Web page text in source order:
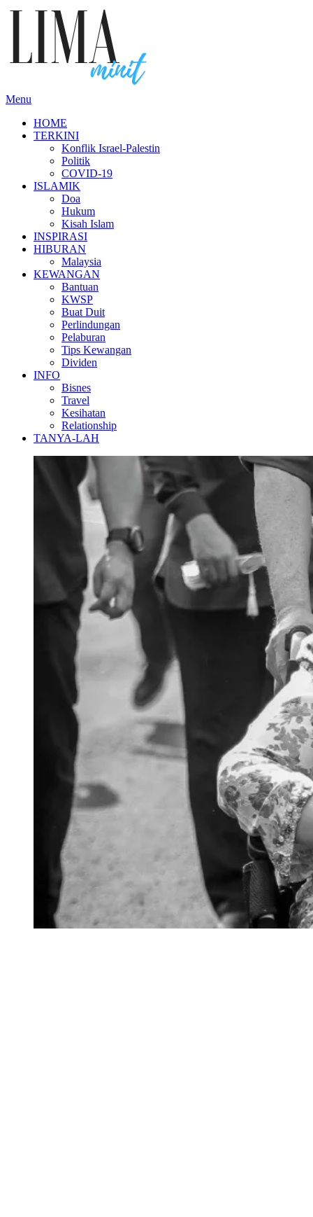
Skip
Menu
HOME
TERKINI
Konflik Israel-Palestin
Politik
COVID-19
ISLAMIK
Doa
Hukum
Kisah Islam
INSPIRASI
HIBURAN
Malaysia
KEWANGAN
Bantuan
KWSP
Buat Duit
Perlindungan
Pelaburan
Tips Kewangan
Dividen
INFO
Bisnes
Travel
Kesihatan
Relationship
TANYA-LAH